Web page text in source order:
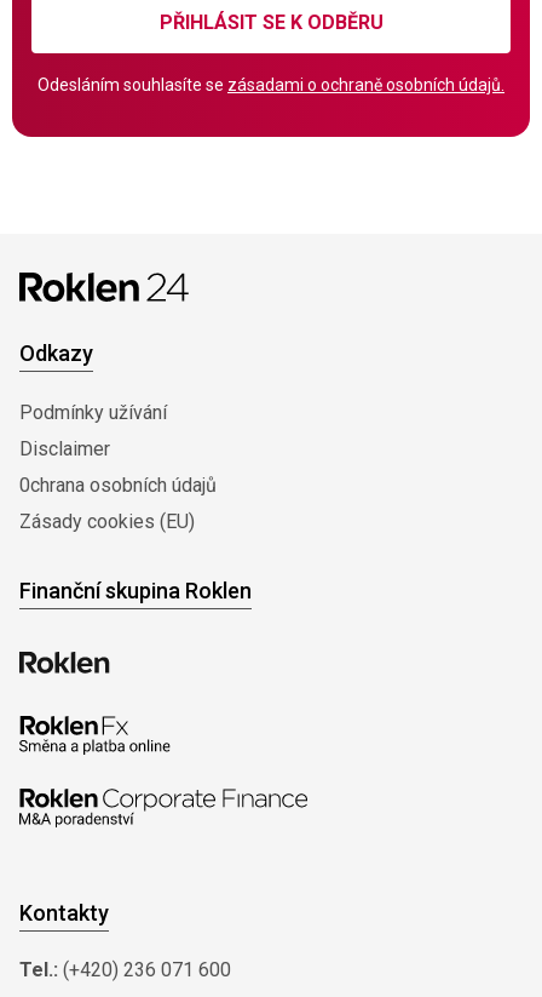
PŘIHLÁSIT SE K ODBĚRU
Odesláním souhlasíte se zásadami o ochraně osobních údajů.
Odkazy
Podmínky užívání
Disclaimer
0chrana osobních údajů
Zásady cookies (EU)
Finanční skupina Roklen
Kontakty
Tel.: (+420) 236 071 600